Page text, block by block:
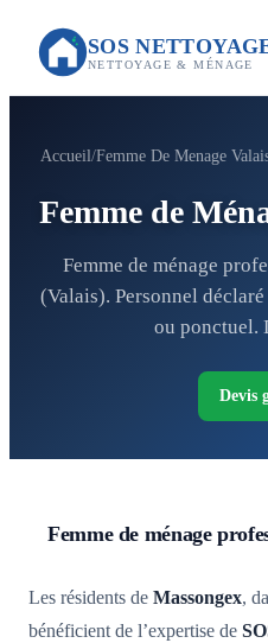
SOS
NETTOYAGE & MÉNAGE
Accueil Femme De Menage
Femme de
Femme de ménage
(Valais). Personnel
ou ponctuel.
Devis
Femme de ménage
Les résidents de Massongex,
bénéficient de l’expertise de